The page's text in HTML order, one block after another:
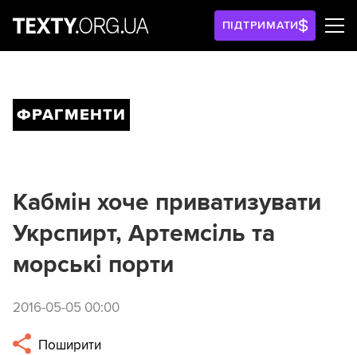
ПІДТРИМАТИ
ФРАГМЕНТИ
Кабмін хоче приватизувати
Укрспирт, Артемсіль та
морські порти
2016-05-05 00:00
Поширити